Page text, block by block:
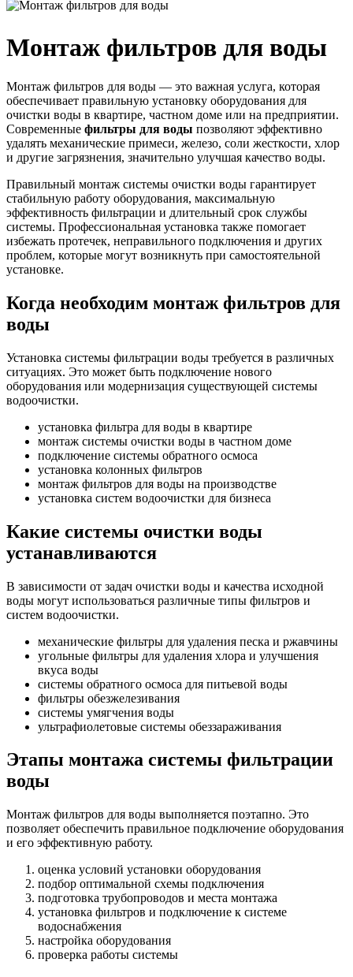
Монтаж фильтров для воды
Монтаж фильтров для воды — это важная услуга, которая
обеспечивает правильную установку оборудования для
очистки воды в квартире, частном доме или на предприятии.
Современные фильтры для воды позволяют эффективно
удалять механические примеси, железо, соли жесткости, хлор
и другие загрязнения, значительно улучшая качество воды.
Правильный монтаж системы очистки воды гарантирует
стабильную работу оборудования, максимальную
эффективность фильтрации и длительный срок службы
системы. Профессиональная установка также помогает
избежать протечек, неправильного подключения и других
проблем, которые могут возникнуть при самостоятельной
установке.
Когда необходим монтаж фильтров для
воды
Установка системы фильтрации воды требуется в различных
ситуациях. Это может быть подключение нового
оборудования или модернизация существующей системы
водоочистки.
установка фильтра для воды в квартире
монтаж системы очистки воды в частном доме
подключение системы обратного осмоса
установка колонных фильтров
монтаж фильтров для воды на производстве
установка систем водоочистки для бизнеса
Какие системы очистки воды
устанавливаются
В зависимости от задач очистки воды и качества исходной
воды могут использоваться различные типы фильтров и
систем водоочистки.
механические фильтры для удаления песка и ржавчины
угольные фильтры для удаления хлора и улучшения
вкуса воды
системы обратного осмоса для питьевой воды
фильтры обезжелезивания
системы умягчения воды
ультрафиолетовые системы обеззараживания
Этапы монтажа системы фильтрации
воды
Монтаж фильтров для воды выполняется поэтапно. Это
позволяет обеспечить правильное подключение оборудования
и его эффективную работу.
оценка условий установки оборудования
подбор оптимальной схемы подключения
подготовка трубопроводов и места монтажа
установка фильтров и подключение к системе
водоснабжения
настройка оборудования
проверка работы системы